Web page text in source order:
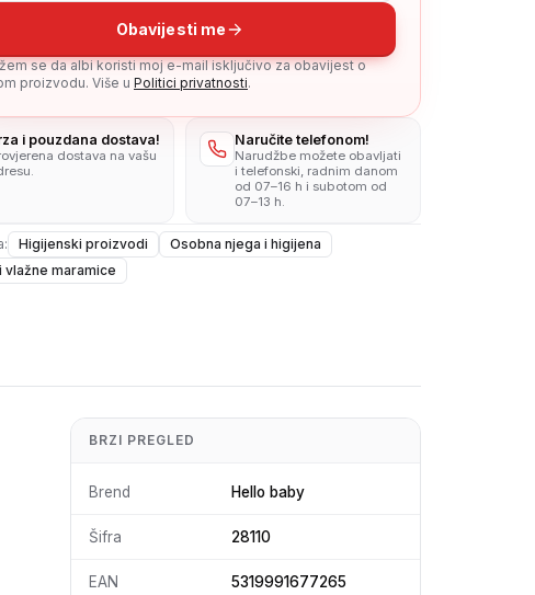
Obavijesti me
se da albi koristi moj e-mail isključivo za obavijest o
proizvodu. Više u Politici privatnosti.
i pouzdana dostava!
dostava na vašu
Naručite telefonom!
Narudžbe možete obavljati
i telefonski, radnim danom
od 07–16 h i subotom od
07–13 h.
Higijenski proizvodi
Osobna njega i higijena
vlažne maramice
BRZI PREGLED
Brend Hello baby
Šifra 28110
EAN 5319991677265